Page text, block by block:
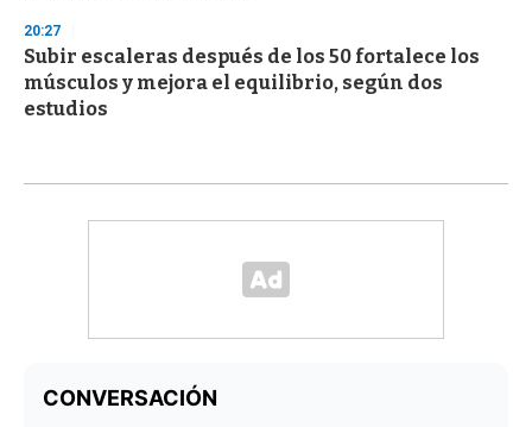
20:27
Subir escaleras después de los 50 fortalece los
músculos y mejora el equilibrio, según dos
estudios